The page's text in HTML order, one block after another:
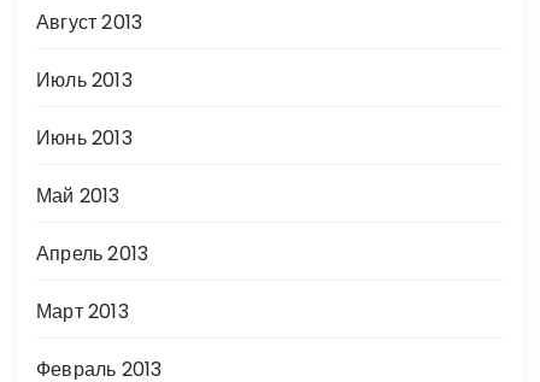
Август 2013
Июль 2013
Июнь 2013
Май 2013
Апрель 2013
Март 2013
Февраль 2013